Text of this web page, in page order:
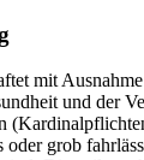
mit
und der
oder grob